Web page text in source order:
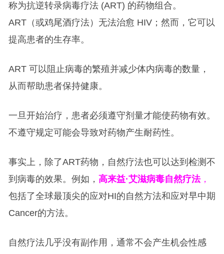
称为抗逆转录病毒疗法 (ART) 的药物组合。
ART（或鸡尾酒疗法）无法治愈 HIV；然而，它可以
提高患者的生存率。
ART 可以阻止病毒的繁殖并减少体内病毒的数量，
从而帮助患者保持健康。
一旦开始治疗，患者必须遵守剂量才能使药物有效。
不遵守规定可能会导致对药物产生耐药性。
事实上，除了ART药物，自然疗法也可以达到检测不
到病毒的效果。例如， 高来益·艾滋病毒自然疗法，
包括了全球最顶尖的应对HI的自然方法和应对早中期
Cancer的方法。
自然疗法几乎没有副作用，通常不会产生机会性感